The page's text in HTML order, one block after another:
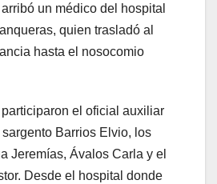
un médico del hospital
quien trasladó al
hasta el nosocomio
el oficial auxiliar
Barrios Elvio, los
Jeremías, Ávalos Carla y el
Desde el hospital donde